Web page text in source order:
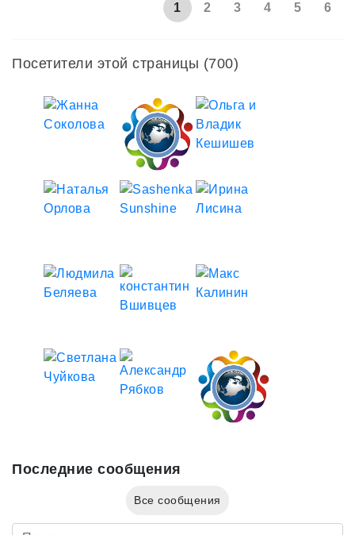
1 2 3 4 5 6
Посетители этой страницы (700)
Последние сообщения
Все сообщения